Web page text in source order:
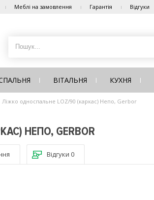
Меблі на замовлення Гарантія Відгуки
ВІТАЛЬНЯ КУХНЯ
Ліжко односпальне LOZ/90 (каркас) Непо, Gerbor
НЕПО, GERBOR
Відгуки 0